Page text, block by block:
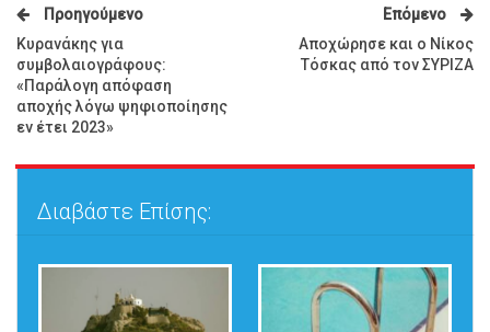
Προηγούμενο
Κυρανάκης για
συμβολαιογράφους:
«Παράλογη απόφαση
αποχής λόγω ψηφιοποίησης
εν έτει 2023»
Επόμενο
Αποχώρησε και ο Νίκος
Τόσκας από τον ΣΥΡΙΖΑ
Διαβάστε Επίσης: